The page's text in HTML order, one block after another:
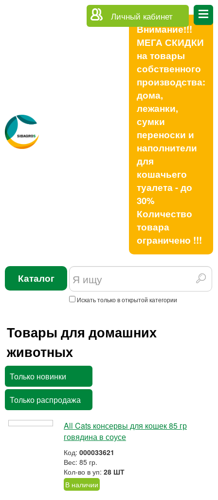
Личный кабинет
Внимание!!!
МЕГА СКИДКИ
на товары
собственного
производства:
дома,
лежанки,
сумки
переноски и
наполнители
для
кошачьего
туалета - до
30%
Количество
товара
ограничено !!!
Каталог
Искать только в открытой категории
Товары для домашних
животных
Только новинки
Только распродажа
All Cats консервы для кошек 85 гр
говядина в соусе
Код: 000033621
Вес: 85 гр.
Кол-во в уп: 28 ШТ
В наличии